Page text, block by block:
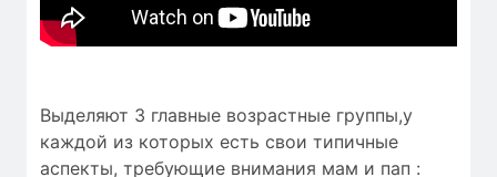
Выделяют 3 главные возрастные группы,у
каждой из которых есть свои типичные
аспекты, требующие внимания мам и пап :